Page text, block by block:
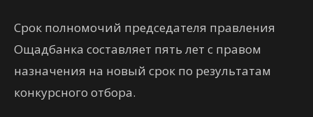
Срок полномочий председателя правления
Ощадбанка составляет пять лет с правом
назначения на новый срок по результатам
конкурсного отбора.